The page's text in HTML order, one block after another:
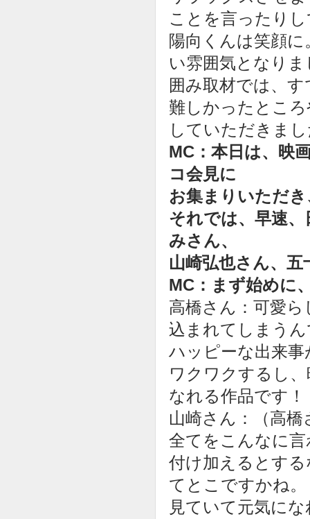
ことを言ったり
陽向くんは笑顔
い雰囲気となりま
囲み取材では、
難しかったとこ
していただきま
MC：本日は、映
コ会見に
お集まりいただ
それでは、早速
みさん、
山崎弘也さん、
MC：まず始めに
高橋さん：可愛
込まれてしまう
ハッピーな出来
ワクワクするし
なれる作品です！
山崎さん：（高
全てをこんなに
付け加えるとす
てとこですかね。
見ていて元気に